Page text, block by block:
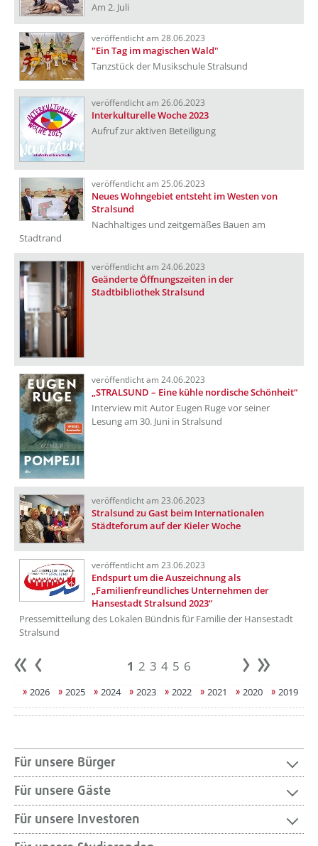
Am 2. Juli
veröffentlicht am 28.06.2023
"Ein Tag im magischen Wald"
Tanzstück der Musikschule Stralsund
veröffentlicht am 26.06.2023
Interkulturelle Woche 2023
Aufruf zur aktiven Beteiligung
veröffentlicht am 25.06.2023
Neues Wohngebiet entsteht im Westen von
Stralsund
Nachhaltiges und zeitgemäßes Bauen am
Stadtrand
veröffentlicht am 24.06.2023
Geänderte Öffnungszeiten in der
Stadtbibliothek Stralsund
veröffentlicht am 24.06.2023
„STRALSUND – Eine kühle nordische Schönheit“
Interview mit Autor Eugen Ruge vor seiner
Lesung am 30. Juni in Stralsund
veröffentlicht am 23.06.2023
Stralsund zu Gast beim Internationalen
Städteforum auf der Kieler Woche
veröffentlicht am 23.06.2023
Endspurt um die Auszeichnung als
„Familienfreundliches Unternehmen der
Hansestadt Stralsund 2023“
Pressemitteilung des Lokalen Bündnis für Familie der Hansestadt
Stralsund
Anfang 1 2 3 4 5 6 weiter
2026 2025 2024 2023 2022 2021 2020 2019
Für unsere Bürger
Für unsere Gäste
Für unsere Investoren